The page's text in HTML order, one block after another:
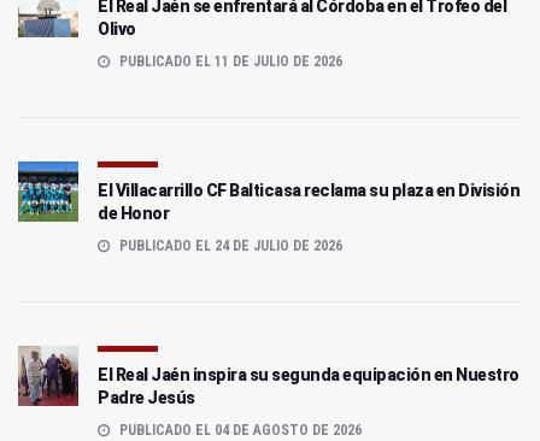
El Real Jaén se enfrentará al Córdoba en el Trofeo del
Olivo
PUBLICADO EL 11 DE JULIO DE 2026
El Villacarrillo CF Balticasa reclama su plaza en División
de Honor
PUBLICADO EL 24 DE JULIO DE 2026
El Real Jaén inspira su segunda equipación en Nuestro
Padre Jesús
PUBLICADO EL 04 DE AGOSTO DE 2026